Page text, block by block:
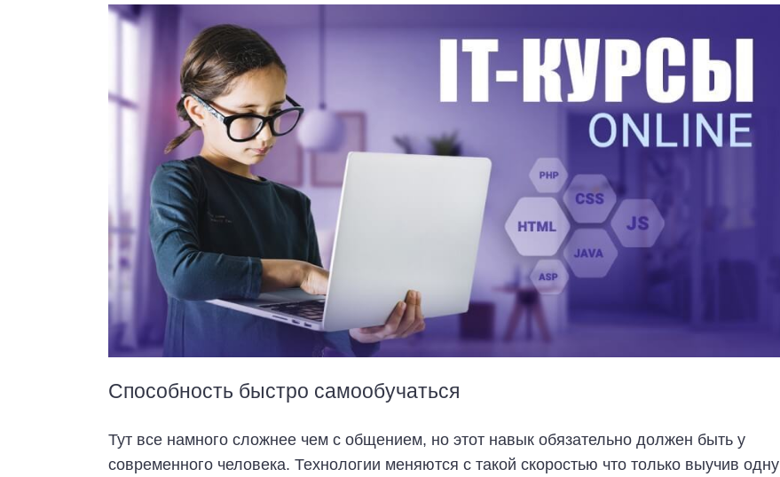
Способность быстро самообучаться
Тут все намного сложнее чем с общением, но этот навык обязательно должен быть у
современного человека. Технологии меняются с такой скоростью что только выучив одну